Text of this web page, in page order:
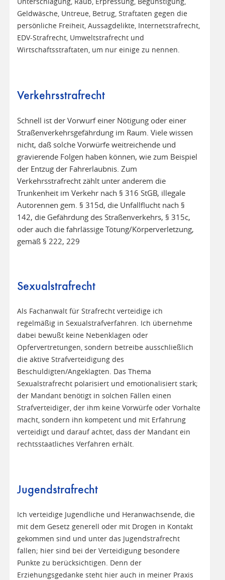
Geldwäsche, Untreue, Betrug, Straftaten gegen die
persönliche Freiheit, Aussagdelikte, Internetstrafrecht,
EDV-Strafrecht, Umweltstrafrecht und
Wirtschaftsstraftaten, um nur einige zu nennen.
Verkehrsstrafrecht
Schnell ist der Vorwurf einer Nötigung oder einer
Straßenverkehrsgefährdung im Raum. Viele wissen
nicht, daß solche Vorwürfe weitreichende und
gravierende Folgen haben können, wie zum Beispiel
der Entzug der Fahrerlaubnis. Zum
Verkehrsstrafrecht zählt unter anderem die
Trunkenheit im Verkehr nach § 316 StGB, illegale
Autorennen gem. § 315d, die Unfallflucht nach §
142, die Gefährdung des Straßenverkehrs, § 315c,
oder auch die fahrlässige Tötung/Körperverletzung,
gemäß § 222, 229
Sexualstrafrecht
Als Fachanwalt für Strafrecht verteidige ich
regelmäßig in Sexualstrafverfahren. Ich übernehme
dabei bewußt keine Nebenklagen oder
Opfervertretungen, sondern betreibe ausschließlich
die aktive Strafverteidigung des
Beschuldigten/Angeklagten. Das Thema
Sexualstrafrecht polarisiert und emotionalisiert stark;
der Mandant benötigt in solchen Fällen einen
Strafverteidiger, der ihm keine Vorwürfe oder Vorhalte
macht, sondern ihn kompetent und mit Erfahrung
verteidigt und darauf achtet, dass der Mandant ein
rechtsstaatliches Verfahren erhält.
Jugendstrafrecht
Ich verteidige Jugendliche und Heranwachsende, die
mit dem Gesetz generell oder mit Drogen in Kontakt
gekommen sind und unter das Jugendstrafrecht
fallen; hier sind bei der Verteidigung besondere
Punkte zu berücksichtigen. Denn der
Erziehungsgedanke steht hier auch in meiner Praxis